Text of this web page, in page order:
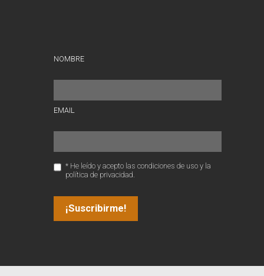
NOMBRE
EMAIL
* He leído y acepto las condiciones de uso y la
política de privacidad.